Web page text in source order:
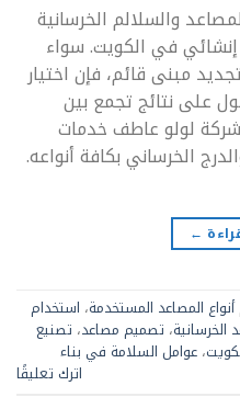
والسلالم الخرسانية
في الكويت. سواء
مبنى قائم، فإن اختيار
على نتائج تجمع بين
شركة لولو عاطف خدمات
الخرساني بكافة أنواعه.
←
أنواع المصاعد المستخدمة، استخدام
الخرسانية، تصميم مصاعد، تصنيع
، عوامل السلامة في بناء
اترك تعليقًا